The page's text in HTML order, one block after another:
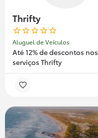
Thrifty
Aluguel de Veículos
Até 12% de descontos nos
serviços Thrifty